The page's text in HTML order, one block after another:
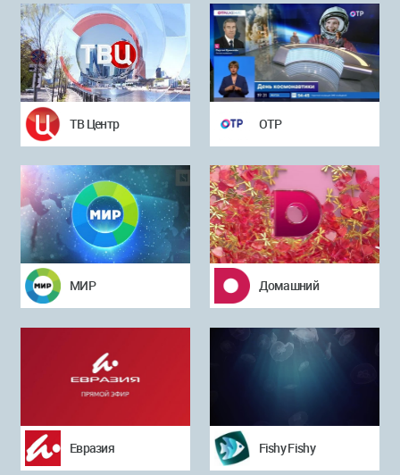
ТВ Центр ОТР
МИР Домашний
Евразия Fishy Fishy